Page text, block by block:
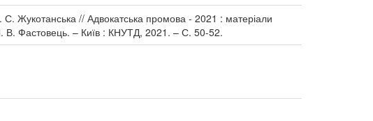
Жукотанська // Адвокатська промова - 2021 : матеріали
В. Фастовець. – Київ : КНУТД, 2021. – С. 50-52.